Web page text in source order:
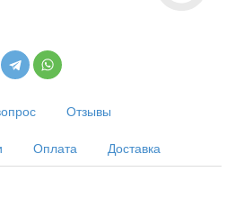
Отзывы
Оплата Доставка